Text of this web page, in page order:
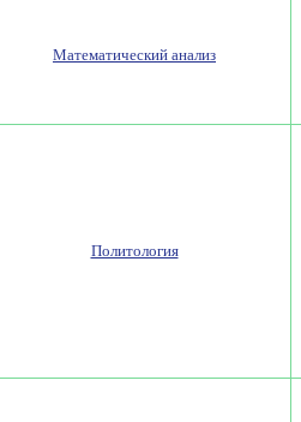
Математический анализ
Политология